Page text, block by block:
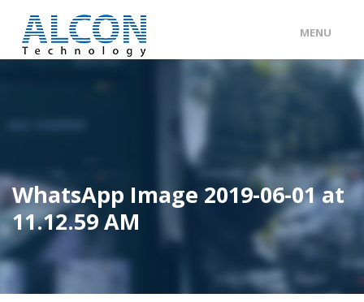
MENU
ENG / 中文
產品及服務
工程個案
聯絡我們
WhatsApp Image 2019-06-01 at
11.12.59 AM